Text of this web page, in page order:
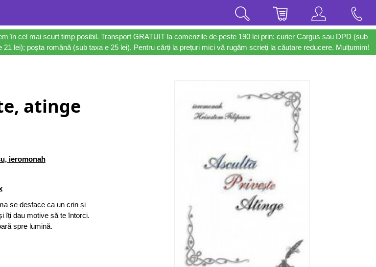
în cel mai scurt timp posibil. Transport GRATUIT la comenzile de peste 190 lei prin: curier Cargus sau DPD (sub
lei); poșta română (sub taxa e 25 lei). Pentru cărți la prețuri mici vă rugăm scrieți la căutare reducere. Mulțumim!
atinge
ieromonah
se desface ca un crin și
îți dau motive să te întorci.
spre lumină.